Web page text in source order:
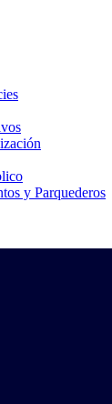
y Parquederos